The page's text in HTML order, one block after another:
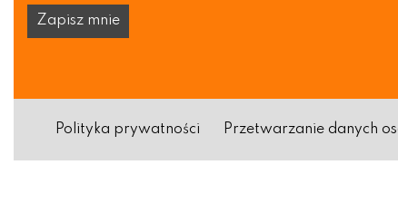
Polityka prywatności Przetwarzanie danych